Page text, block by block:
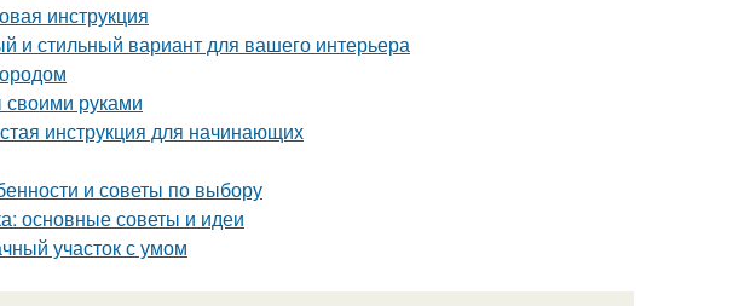
инструкция
и стильный вариант для вашего интерьера
своими руками
инструкция для начинающих
и советы по выбору
основные советы и идеи
участок с умом